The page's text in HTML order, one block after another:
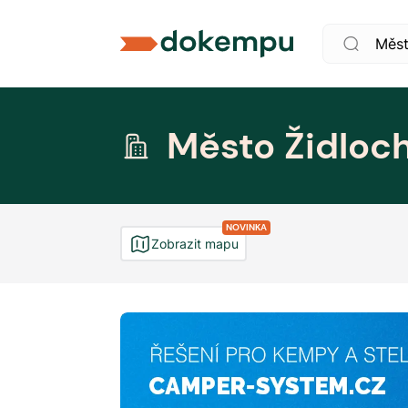
Město
NOVINKA
Zobrazit mapu